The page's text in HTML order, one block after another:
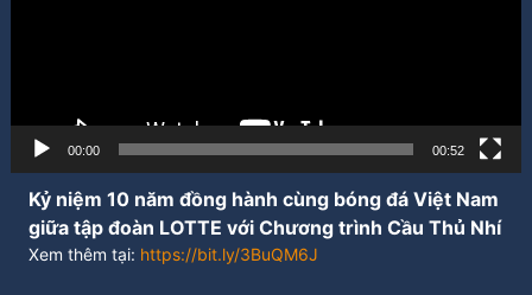
00:00 00:52
Kỷ niệm 10 năm đồng hành cùng bóng đá Việt Nam
giữa tập đoàn LOTTE với Chương trình Cầu Thủ Nhí
Xem thêm tại: https://bit.ly/3BuQM6J